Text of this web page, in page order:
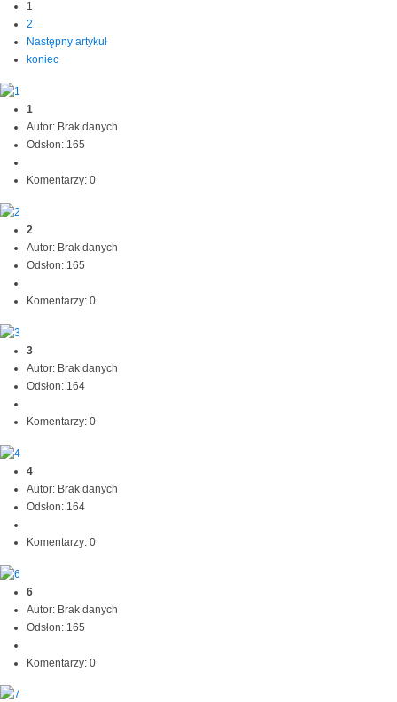
1
2
Następny artykuł
koniec
1
Autor: Brak danych
Odsłon: 165
Komentarzy: 0
2
Autor: Brak danych
Odsłon: 165
Komentarzy: 0
3
Autor: Brak danych
Odsłon: 164
Komentarzy: 0
4
Autor: Brak danych
Odsłon: 164
Komentarzy: 0
6
Autor: Brak danych
Odsłon: 165
Komentarzy: 0